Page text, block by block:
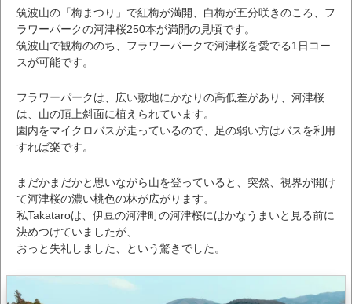
筑波山の「梅まつり」で紅梅が満開、白梅が五分咲きのころ、フ
ラワーパークの河津桜250本が満開の見頃です。
筑波山で観梅ののち、フラワーパークで河津桜を愛でる1日コー
スが可能です。
フラワーパークは、広い敷地にかなりの高低差があり、河津桜
は、山の頂上斜面に植えられています。
園内をマイクロバスが走っているので、足の弱い方はバスを利用
すれば楽です。
まだかまだかと思いながら山を登っていると、突然、視界が開け
て河津桜の濃い桃色の林が広がります。
私Takataroは、伊豆の河津町の河津桜にはかなうまいと見る前に
決めつけていましたが、
おっと失礼しました、という驚きでした。